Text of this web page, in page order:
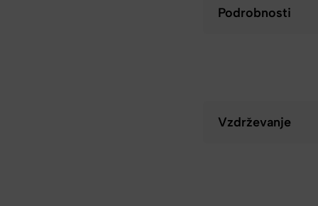
Podrobnosti
Vzdrževanje